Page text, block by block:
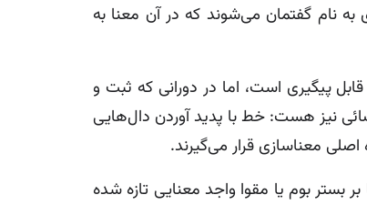
نام گفتمان می‌شوند که در آن معنا به
پیگیری است، اما در دورانی که ثبت و
نیز هست: خط با پدید آوردن دال‌هایی
معناسازی قرار می‌گیرند.
بستر بوم یا مقوا واجد معنایی تازه شده